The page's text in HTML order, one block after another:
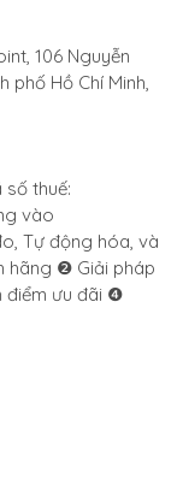
106 Nguyễn
phố Hồ Chí Minh,
số thuế:
vào
Tự động hóa, và
hãng ❷ Giải pháp
điểm ưu đãi ❹